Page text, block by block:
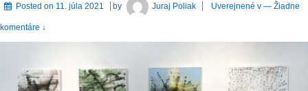
Posted on 11. júla 2021 by Juraj Poliak Uverejnené v — Žiadne
komentáre ↓